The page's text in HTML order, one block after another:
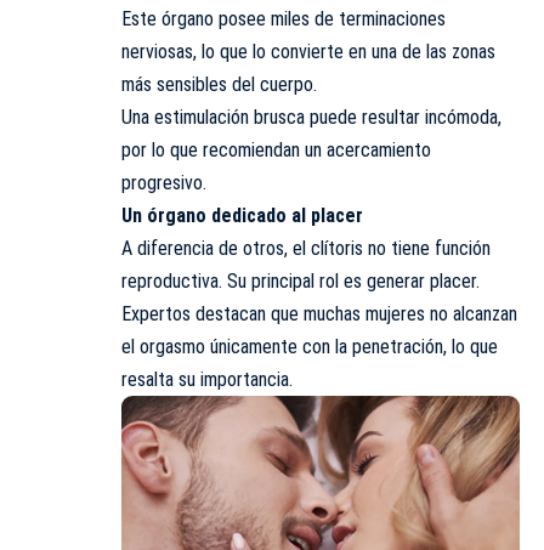
Este órgano posee miles de terminaciones
nerviosas, lo que lo convierte en una de las zonas
más sensibles del cuerpo.
Una estimulación brusca puede resultar incómoda,
por lo que recomiendan un acercamiento
progresivo.
Un órgano dedicado al placer
A diferencia de otros, el clítoris no tiene función
reproductiva. Su principal rol es generar placer.
Expertos destacan que muchas mujeres no alcanzan
el orgasmo únicamente con la penetración, lo que
resalta su importancia.